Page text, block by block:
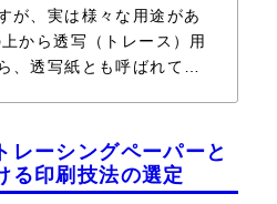
が、実は様々な用途があ
から透写（トレース）用
、透写紙とも呼ばれてい
いることが増えておりま
字や線画などを印刷する
なっております。
レーシングペーパーと
る印刷技法の選定